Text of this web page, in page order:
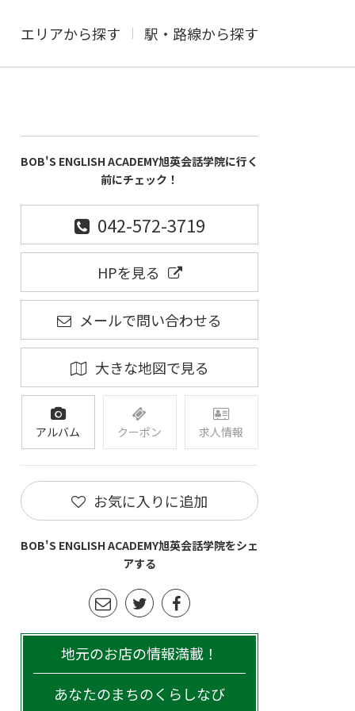
エリアから探す 駅・路線から探す
BOB'S ENGLISH ACADEMY旭英会話学院に行く
前にチェック！
042-572-3719
HPを見る
メールで問い合わせる
大きな地図で見る
アルバム クーポン 求人情報
お気に入りに追加
BOB'S ENGLISH ACADEMY旭英会話学院をシェ
アする
地元のお店の情報満載！
あなたのまちのくらしなび